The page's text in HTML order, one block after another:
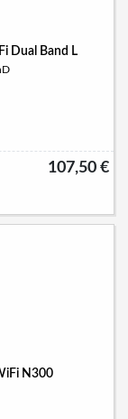
Dual Band L
107,50 €
N300